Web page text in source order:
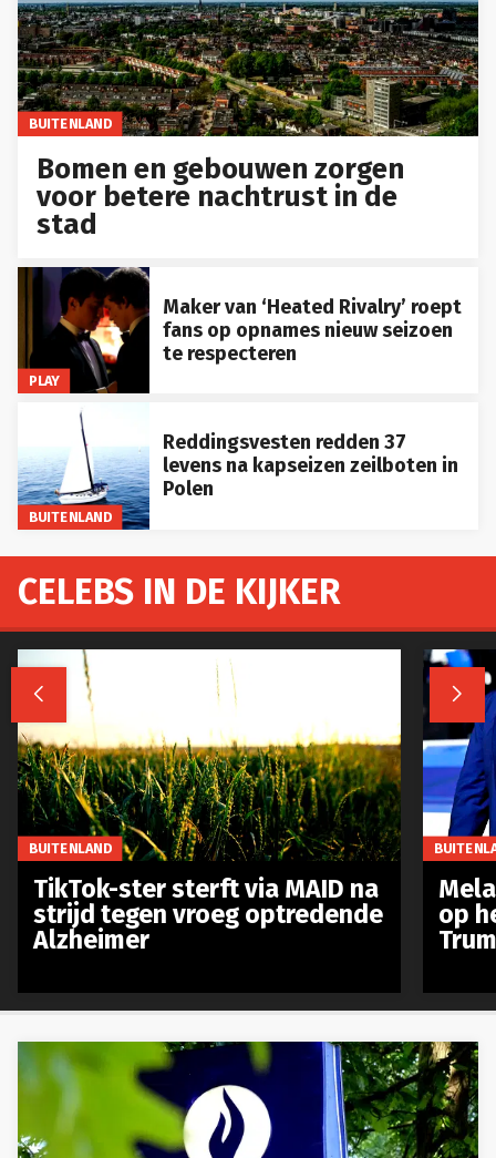
BUITENLAND
Bomen en gebouwen zorgen
voor betere nachtrust in de
stad
PLAY
Maker van ‘Heated Rivalry’ roept
fans op opnames nieuw seizoen
te respecteren
BUITENLAND
Reddingsvesten redden 37
levens na kapseizen zeilboten in
Polen
CELEBS IN DE KIJKER
 
BUITENLAND
TikTok-ster sterft via MAID na
strijd tegen vroeg optredende
Alzheimer
op